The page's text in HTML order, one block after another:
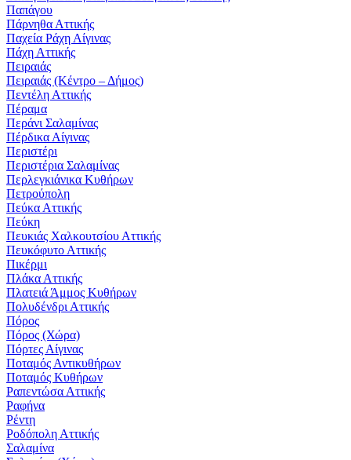
Παπάγου
Πάρνηθα Αττικής
Παχεία Ράχη Αίγινας
Πάχη Αττικής
Πειραιάς
Πειραιάς (Κέντρο – Δήμος)
Πεντέλη Αττικής
Πέραμα
Περάνι Σαλαμίνας
Πέρδικα Αίγινας
Περιστέρι
Περιστέρια Σαλαμίνας
Περλεγκιάνικα Κυθήρων
Πετρούπολη
Πεύκα Αττικής
Πεύκη
Πευκιάς Χαλκουτσίου Αττικής
Πευκόφυτο Αττικής
Πικέρμι
Πλάκα Αττικής
Πλατειά Άμμος Κυθήρων
Πολυδένδρι Αττικής
Πόρος
Πόρος (Χώρα)
Πόρτες Αίγινας
Ποταμός Αντικυθήρων
Ποταμός Κυθήρων
Ραπεντώσα Αττικής
Ραφήνα
Ρέντη
Ροδόπολη Αττικής
Σαλαμίνα